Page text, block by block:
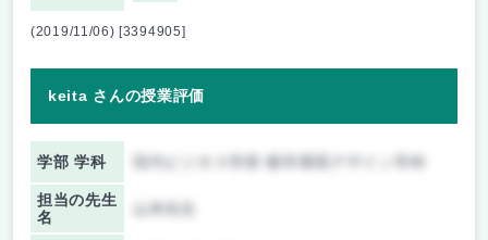
(2019/11/06) [3394905]
keita さんの授業評価
学部 学科
担当の先生
名